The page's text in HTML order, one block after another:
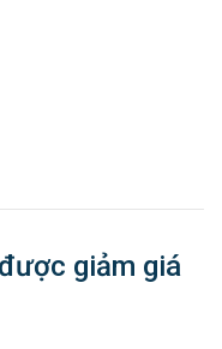
giảm giá